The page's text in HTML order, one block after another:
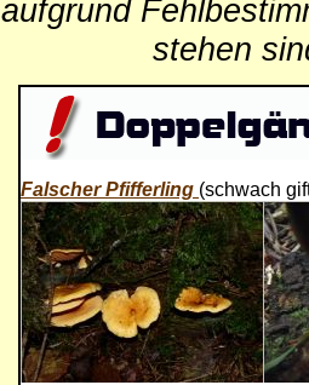
aufgrund
stehen
Falscher Pfifferling (schwach